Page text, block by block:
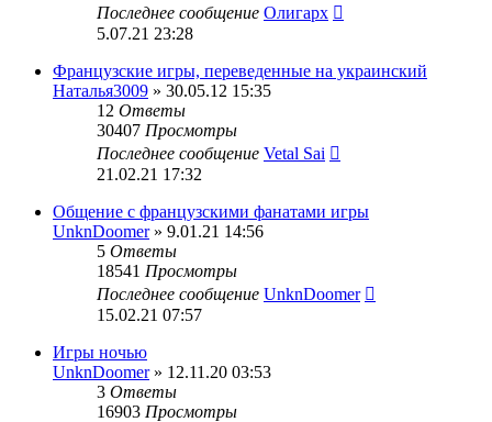
Последнее сообщение Олигарх
5.07.21 23:28
Французские игры, переведенные на украинский
Наталья3009 » 30.05.12 15:35
12 Ответы
30407 Просмотры
Последнее сообщение Vetal Sai
21.02.21 17:32
Общение с французскими фанатами игры
UnknDoomer» 9.01.21 14:56
5 Ответы
18541 Просмотры
Последнее сообщение UnknDoomer
15.02.21 07:57
Игры ночью
UnknDoomer» 12.11.20 03:53
3 Ответы
16903 Просмотры